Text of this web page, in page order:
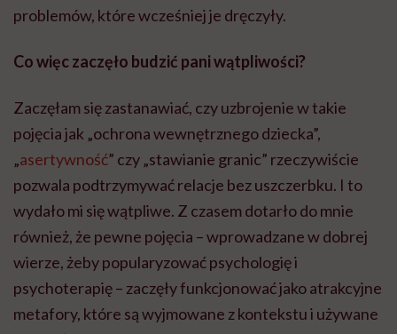
problemów, które wcześniej je dręczyły.
Co więc zaczęło budzić pani wątpliwości?
Zaczęłam się zastanawiać, czy uzbrojenie w takie
pojęcia jak „ochrona wewnętrznego dziecka”,
„asertywność” czy „stawianie granic” rzeczywiście
pozwala podtrzymywać relacje bez uszczerbku. I to
wydało mi się wątpliwe. Z czasem dotarło do mnie
również, że pewne pojęcia – wprowadzane w dobrej
wierze, żeby popularyzować psychologię i
psychoterapię – zaczęły funkcjonować jako atrakcyjne
metafory, które są wyjmowane z kontekstu i używane